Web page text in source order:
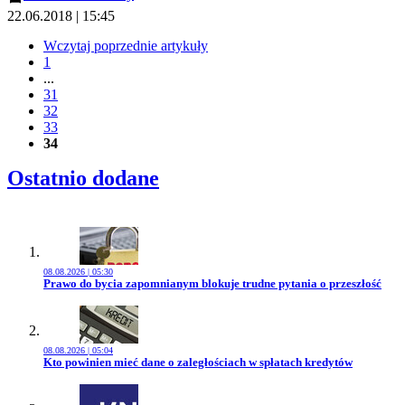
22.06.2018 | 15:45
Wczytaj poprzednie artykuły
1
...
31
32
33
34
Ostatnio dodane
08.08.2026 | 05:30
Przejdź do artykułu:
Prawo do bycia zapomnianym blokuje trudne pytania o przeszłość
08.08.2026 | 05:04
Przejdź do artykułu:
Kto powinien mieć dane o zaległościach w spłatach kredytów